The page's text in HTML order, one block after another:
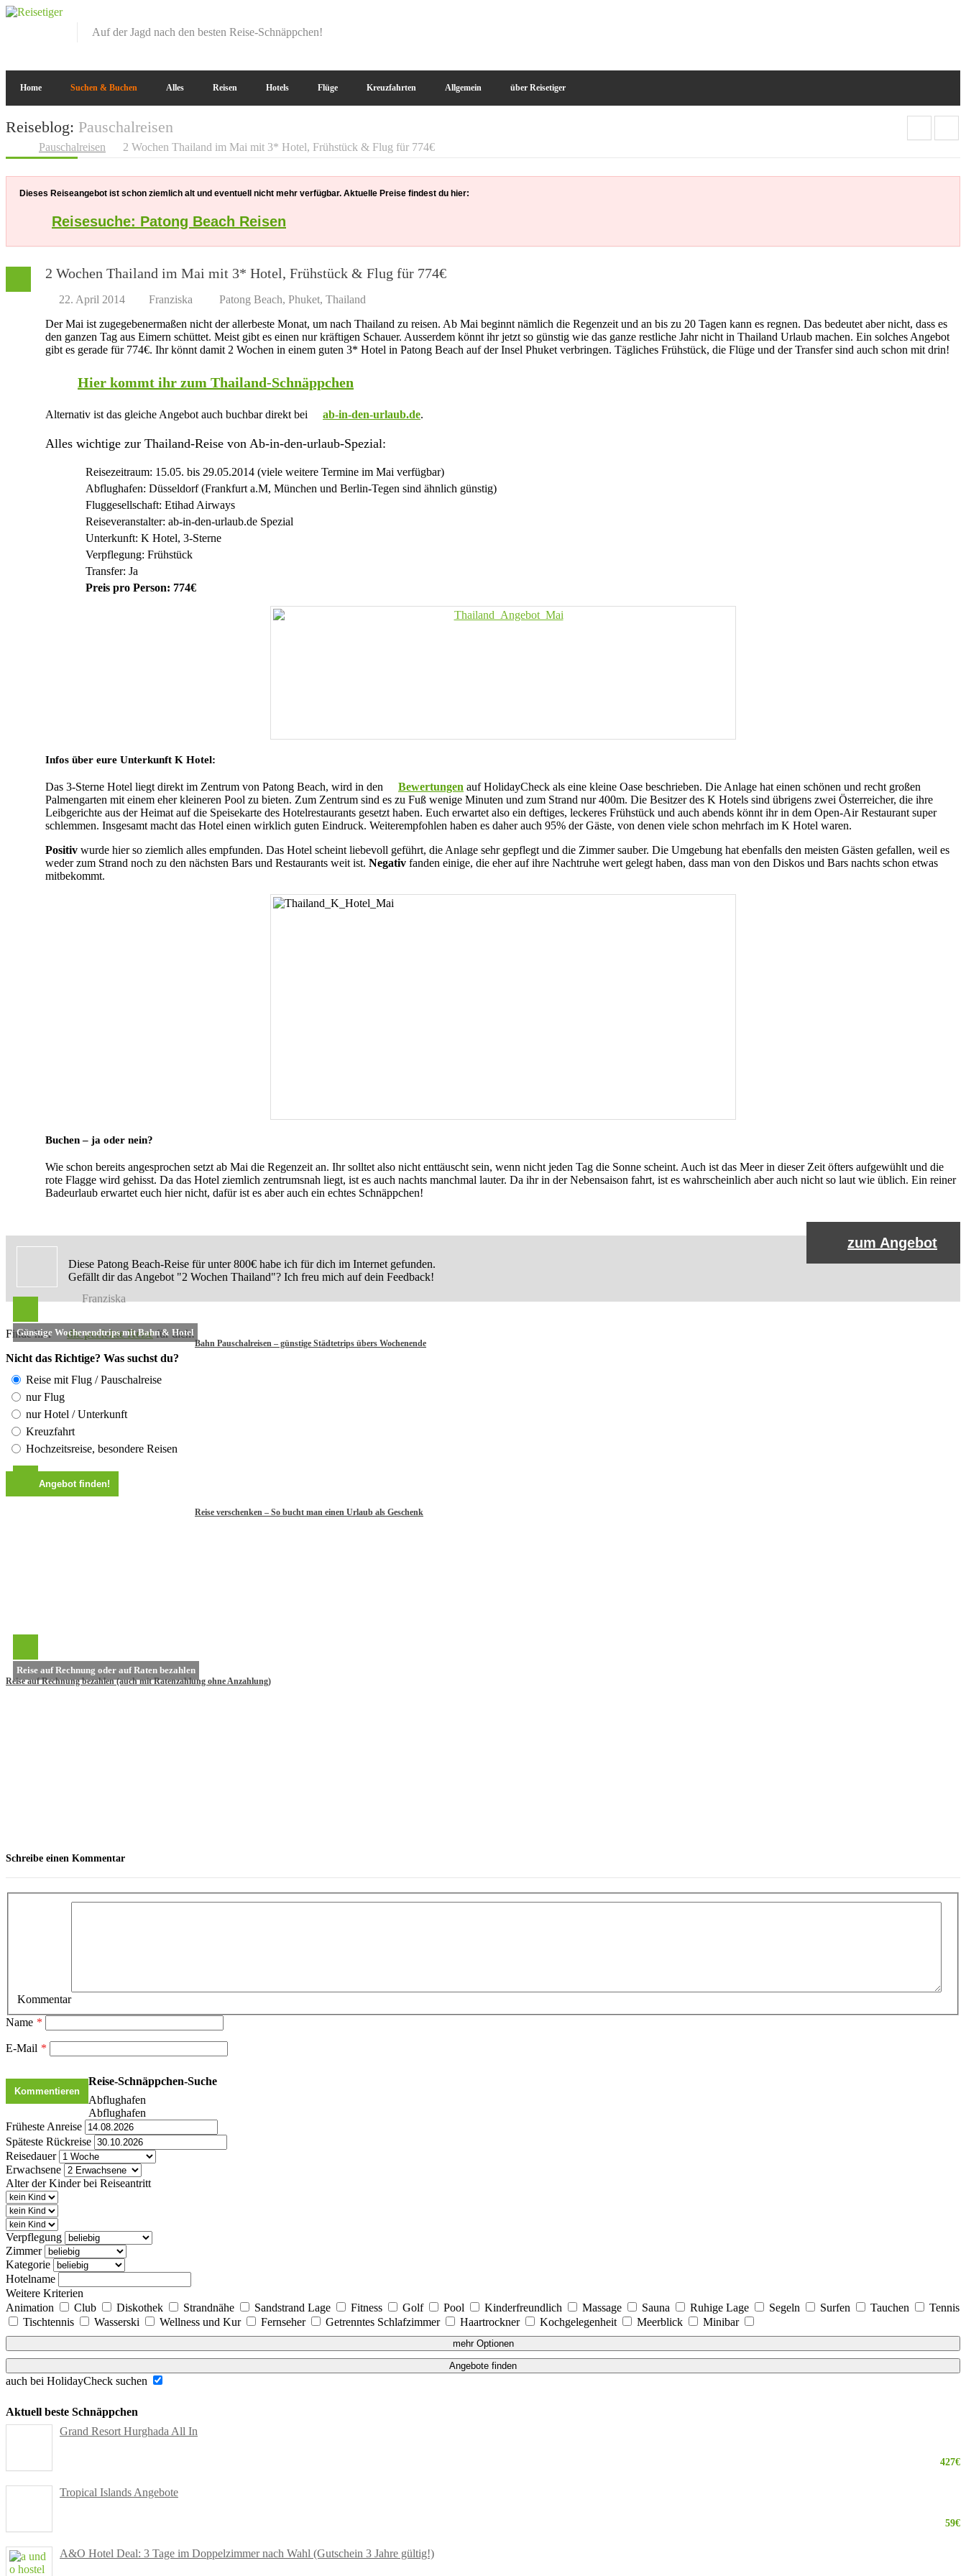
Auf der Jagd nach den besten Reise-Schnäppchen!
Home Suchen & Buchen Alles Reisen Hotels Flüge Kreuzfahrten Allgemein über Reisetiger
Reiseblog: Pauschalreisen
Pauschalreisen 2 Wochen Thailand im Mai mit 3* Hotel, Frühstück & Flug für 774€
Dieses Reiseangebot ist schon ziemlich alt und eventuell nicht mehr verfügbar. Aktuelle Preise findest du hier:
Reisesuche: Patong Beach Reisen
2 Wochen Thailand im Mai mit 3* Hotel, Frühstück & Flug für 774€
22. April 2014 Franziska Patong Beach, Phuket, Thailand
Der Mai ist zugegebenermaßen nicht der allerbeste Monat, um nach Thailand zu reisen. Ab Mai beginnt nämlich die Regenzeit und an bis zu 20 Tagen kann es regnen. Das bedeutet aber nicht, dass es
den ganzen Tag aus Eimern schüttet. Meist gibt es einen nur kräftigen Schauer. Ausserdem könnt ihr jetzt so günstig wie das ganze restliche Jahr nicht in Thailand Urlaub machen. Ein solches Angebot
gibt es gerade für 774€. Ihr könnt damit 2 Wochen in einem guten 3* Hotel in Patong Beach auf der Insel Phuket verbringen. Tägliches Frühstück, die Flüge und der Transfer sind auch schon mit drin!
Hier kommt ihr zum Thailand-Schnäppchen
Alternativ ist das gleiche Angebot auch buchbar direkt bei ab-in-den-urlaub.de.
Alles wichtige zur Thailand-Reise von Ab-in-den-urlaub-Spezial:
Reisezeitraum: 15.05. bis 29.05.2014 (viele weitere Termine im Mai verfügbar)
Abflughafen: Düsseldorf (Frankfurt a.M, München und Berlin-Tegen sind ähnlich günstig)
Fluggesellschaft: Etihad Airways
Reiseveranstalter: ab-in-den-urlaub.de Spezial
Unterkunft: K Hotel, 3-Sterne
Verpflegung: Frühstück
Transfer: Ja
Preis pro Person: 774€
Infos über eure Unterkunft K Hotel:
Das 3-Sterne Hotel liegt direkt im Zentrum von Patong Beach, wird in den Bewertungen auf HolidayCheck als eine kleine Oase beschrieben. Die Anlage hat einen schönen und recht großen
Palmengarten mit einem eher kleineren Pool zu bieten. Zum Zentrum sind es zu Fuß wenige Minuten und zum Strand nur 400m. Die Besitzer des K Hotels sind übrigens zwei Österreicher, die ihre
Leibgerichte aus der Heimat auf die Speisekarte des Hotelrestaurants gesetzt haben. Euch erwartet also ein deftiges, leckeres Frühstück und auch abends könnt ihr in dem Open-Air Restaurant super
schlemmen. Insgesamt macht das Hotel einen wirklich guten Eindruck. Weiterempfohlen haben es daher auch 95% der Gäste, von denen viele schon mehrfach im K Hotel waren.
Positiv wurde hier so ziemlich alles empfunden. Das Hotel scheint liebevoll geführt, die Anlage sehr gepflegt und die Zimmer sauber. Die Umgebung hat ebenfalls den meisten Gästen gefallen, weil es
weder zum Strand noch zu den nächsten Bars und Restaurants weit ist. Negativ fanden einige, die eher auf ihre Nachtruhe wert gelegt haben, dass man von den Diskos und Bars nachts schon etwas
mitbekommt.
Buchen – ja oder nein?
Wie schon bereits angesprochen setzt ab Mai die Regenzeit an. Ihr solltet also nicht enttäuscht sein, wenn nicht jeden Tag die Sonne scheint. Auch ist das Meer in dieser Zeit öfters aufgewühlt und die
rote Flagge wird gehisst. Da das Hotel ziemlich zentrumsnah liegt, ist es auch nachts manchmal lauter. Da ihr in der Nebensaison fahrt, ist es wahrscheinlich aber auch nicht so laut wie üblich. Ein reiner
Badeurlaub erwartet euch hier nicht, dafür ist es aber auch ein echtes Schnäppchen!
zum Angebot
Diese Patong Beach-Reise für unter 800€ habe ich für dich im Internet gefunden.
Gefällt dir das Angebot "2 Wochen Thailand"? Ich freu mich auf dein Feedback!
Franziska
Finde hier die perfekte Reisefür dich!
Nicht das Richtige? Was suchst du?
Reise mit Flug / Pauschalreise
nur Flug
nur Hotel / Unterkunft
Kreuzfahrt
Hochzeitsreise, besondere Reisen
Günstige Wochenendtrips mit Bahn & Hotel
Bahn Pauschalreisen – günstige Städtetrips übers Wochenende
Reise verschenken – So bucht man einen Urlaub als Geschenk
Reise auf Rechnung oder auf Raten bezahlen
Reise auf Rechnung bezahlen (auch mit Ratenzahlung ohne Anzahlung)
Schreibe einen Kommentar
Kommentar
Name *
E-Mail *
Reise-Schnäppchen-Suche
Abflughafen
Abflughafen
Früheste Anreise
Späteste Rückreise
Reisedauer
Erwachsene
Alter der Kinder bei Reiseantritt
Verpflegung
Zimmer
Kategorie
Hotelname
Weitere Kriterien
Animation
Club Diskothek Strandnähe Sandstrand Lage Fitness Golf Pool Kinderfreundlich Massage Sauna Ruhige Lage Segeln Surfen Tauchen
Tennis
Tischtennis
Wasserski Wellness und Kur Fernseher Getrenntes Schlafzimmer Haartrockner Kochgelegenheit Meerblick Minibar
mehr Optionen
Angebote finden
auch bei HolidayCheck suchen
Aktuell beste Schnäppchen
Grand Resort Hurghada All In
427€
Tropical Islands Angebote
59€
A&O Hotel Deal: 3 Tage im Doppelzimmer nach Wahl (Gutschein 3 Jahre gültig!)